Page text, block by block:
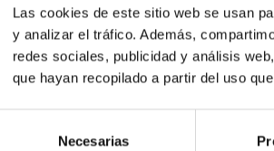
Las cookies de este sitio web se usan
y analizar el tráfico. Además,
redes sociales, publicidad y análisis
que hayan recopilado a partir del uso
Necesarias
space
PLATO estará
de pequeño
con 4 detectores